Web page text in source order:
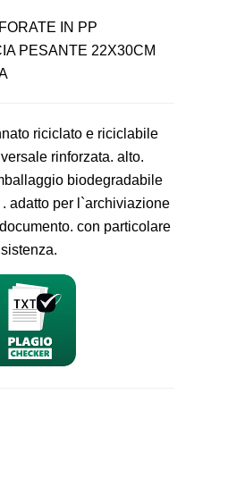
IN PP
PESANTE 22X30CM
riciclato e riciclabile
rinforzata. alto.
biodegradabile
adatto per l`archiviazione
con particolare